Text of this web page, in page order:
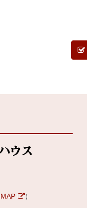
MAP
）